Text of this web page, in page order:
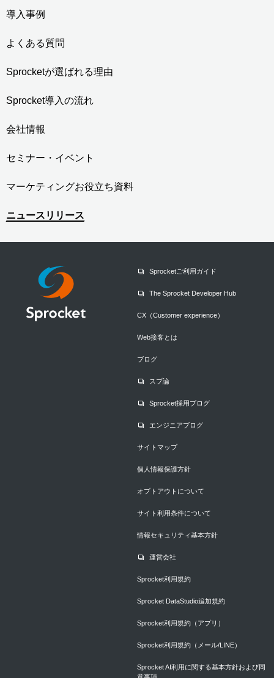
導入事例
よくある質問
Sprocketが選ばれる理由
Sprocket導入の流れ
会社情報
セミナー・イベント
マーケティングお役立ち資料
ニュースリリース
Sprocketご利用ガイド
The Sprocket Developer Hub
CX（Customer experience）
Web接客とは
ブログ
スプ論
Sprocket採用ブログ
エンジニアブログ
サイトマップ
個人情報保護方針
オプトアウトについて
サイト利用条件について
情報セキュリティ基本方針
運営会社
Sprocket利用規約
Sprocket DataStudio追加規約
Sprocket利用規約（アプリ）
Sprocket利用規約（メール/LINE）
Sprocket AI利用に関する基本方針および同